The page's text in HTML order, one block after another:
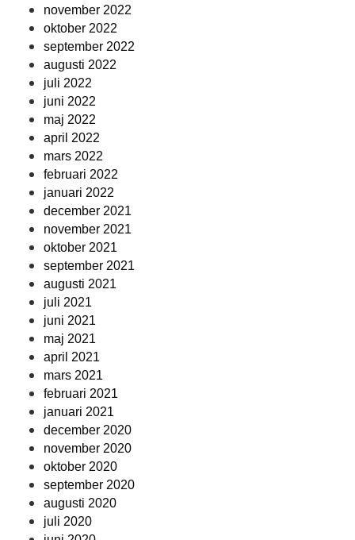
november 2022
oktober 2022
september 2022
augusti 2022
juli 2022
juni 2022
maj 2022
april 2022
mars 2022
februari 2022
januari 2022
december 2021
november 2021
oktober 2021
september 2021
augusti 2021
juli 2021
juni 2021
maj 2021
april 2021
mars 2021
februari 2021
januari 2021
december 2020
november 2020
oktober 2020
september 2020
augusti 2020
juli 2020